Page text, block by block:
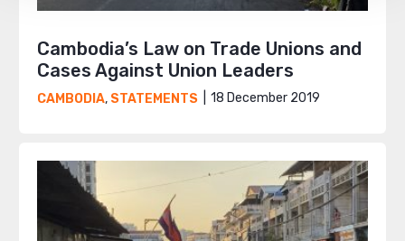
Cambodia’s Law on Trade Unions and
Cases Against Union Leaders
CAMBODIA, STATEMENTS 18 December 2019